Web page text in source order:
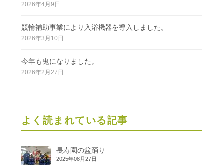
2026年4月9日
競輪補助事業により入浴機器を導入しました。
2026年3月10日
今年も鬼になりました。
2026年2月27日
よく読まれている記事
長寿園の盆踊り
2025年08月27日